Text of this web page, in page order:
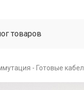
товаров
Готовые